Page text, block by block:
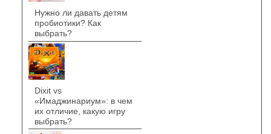
Нужно ли давать детям
пробиотики? Как
выбрать?
Dixit vs
«Имаджинариум»: в чем
их отличие, какую игру
выбрать?